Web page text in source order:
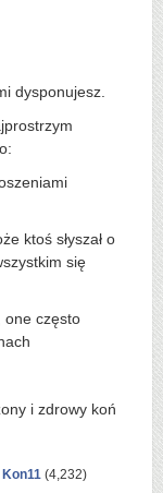
dysponujesz.
ktoś słyszał o
się
one często
i zdrowy koń
Kon11 (4,232)